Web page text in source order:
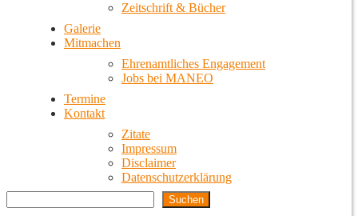
Zeitschrift & Bücher
Galerie
Mitmachen
Ehrenamtliches Engagement
Jobs bei MANEO
Termine
Kontakt
Zitate
Impressum
Disclaimer
Datenschutzerklärung
Suchen